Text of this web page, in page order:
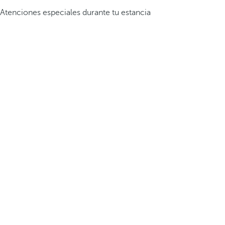
Atenciones especiales durante tu estancia